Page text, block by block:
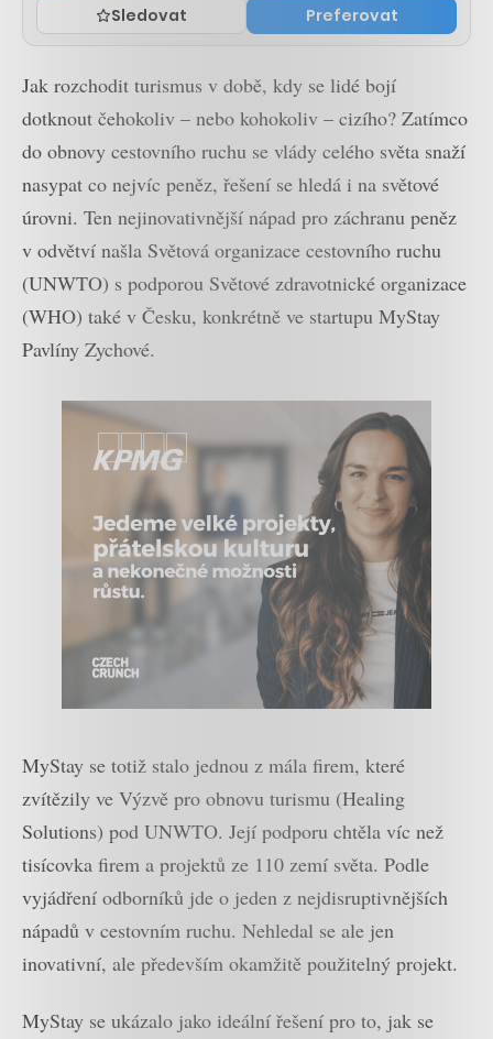
Sledovat Preferovat
Jak rozchodit turismus v době, kdy se lidé bojí
dotknout čehokoliv – nebo kohokoliv – cizího? Zatímco
do obnovy cestovního ruchu se vlády celého světa snaží
nasypat co nejvíc peněz, řešení se hledá i na světové
úrovni. Ten nejinovativnější nápad pro záchranu peněz
v odvětví našla Světová organizace cestovního ruchu
(UNWTO) s podporou Světové zdravotnické organizace
(WHO) také v Česku, konkrétně ve startupu MyStay
Pavlíny Zychové.
MyStay se totiž stalo jednou z mála firem, které
zvítězily ve Výzvě pro obnovu turismu (Healing
Solutions) pod UNWTO. Její podporu chtěla víc než
tisícovka firem a projektů ze 110 zemí světa. Podle
vyjádření odborníků jde o jeden z nejdisruptivnějších
nápadů v cestovním ruchu. Nehledal se ale jen
inovativní, ale především okamžitě použitelný projekt.
MyStay se ukázalo jako ideální řešení pro to, jak se